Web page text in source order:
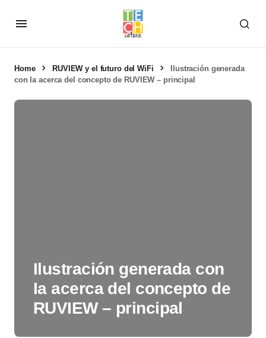
Home RUVIEW y el futuro del WiFi
Ilustración generada
con Ia acerca del concepto de RUVIEW – principal
Ilustración generada con
Ia acerca del concepto de
RUVIEW – principal